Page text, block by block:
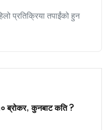
प्रतिक्रिया तपाईंको हुन
ब्रोकर, कुनबाट कति ?